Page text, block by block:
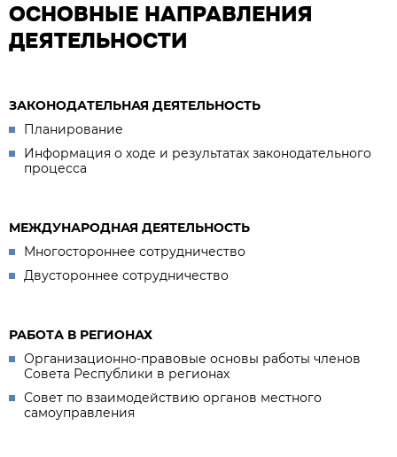
ОСНОВНЫЕ НАПРАВЛЕНИЯ
ДЕЯТЕЛЬНОСТИ
ЗАКОНОДАТЕЛЬНАЯ ДЕЯТЕЛЬНОСТЬ
Планирование
Информация о ходе и результатах законодательного
процесса
МЕЖДУНАРОДНАЯ ДЕЯТЕЛЬНОСТЬ
Многостороннее сотрудничество
Двустороннее сотрудничество
РАБОТА В РЕГИОНАХ
Организационно-правовые основы работы членов
Совета Республики в регионах
Совет по взаимодействию органов местного
самоуправления